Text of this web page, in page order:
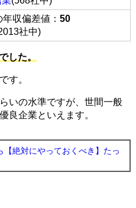
収偏差値： 50
社中)
した。
す。
いの水準ですが、世間一般
良企業といえます。
絶対にやっておくべき】たっ